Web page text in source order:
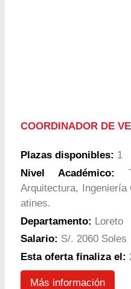
COORDINADOR DE
Plazas disponibles: 1
Nivel Académico:
Arquitectura,
atines.
Departamento: Loreto
Salario: S/. 2060 Soles
Esta oferta finaliza el:
Más información